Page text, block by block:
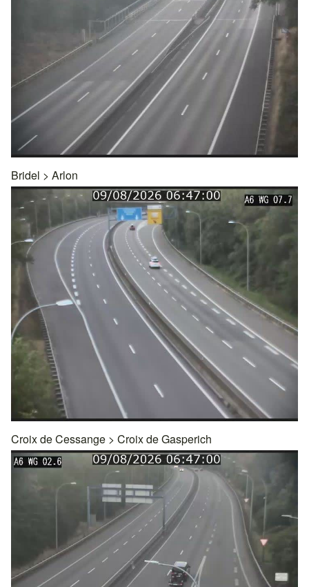
Bridel > Arlon
Croix de Cessange > Croix de Gasperich